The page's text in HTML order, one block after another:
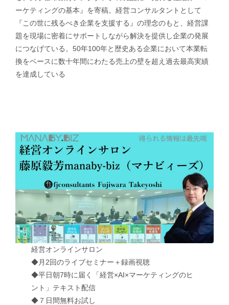
ーケティングの基本』を寄稿。経営コンサルタントとして
『この世に残るべき企業を支援する』の理念のもと、経営課
題を現場に密着にサポートしながら解決を提供し企業の発展
につなげている。50年100年と歴史ある企業において本業転
換をベースに数十年間にわたる売上の壁を超え過去最高実績
を達成している
経営オンラインサロン
◆月2回のライブセミナー＋録画視聴
◆平日朝7時に届く「経営×AI×マーケティングのヒ
ント」テキスト配信
◆７日間無料お試し